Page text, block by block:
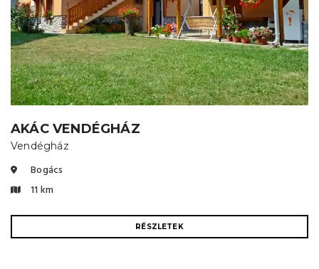
AKÁC VENDÉGHÁZ
Vendégház
Bogács
11 km
RÉSZLETEK